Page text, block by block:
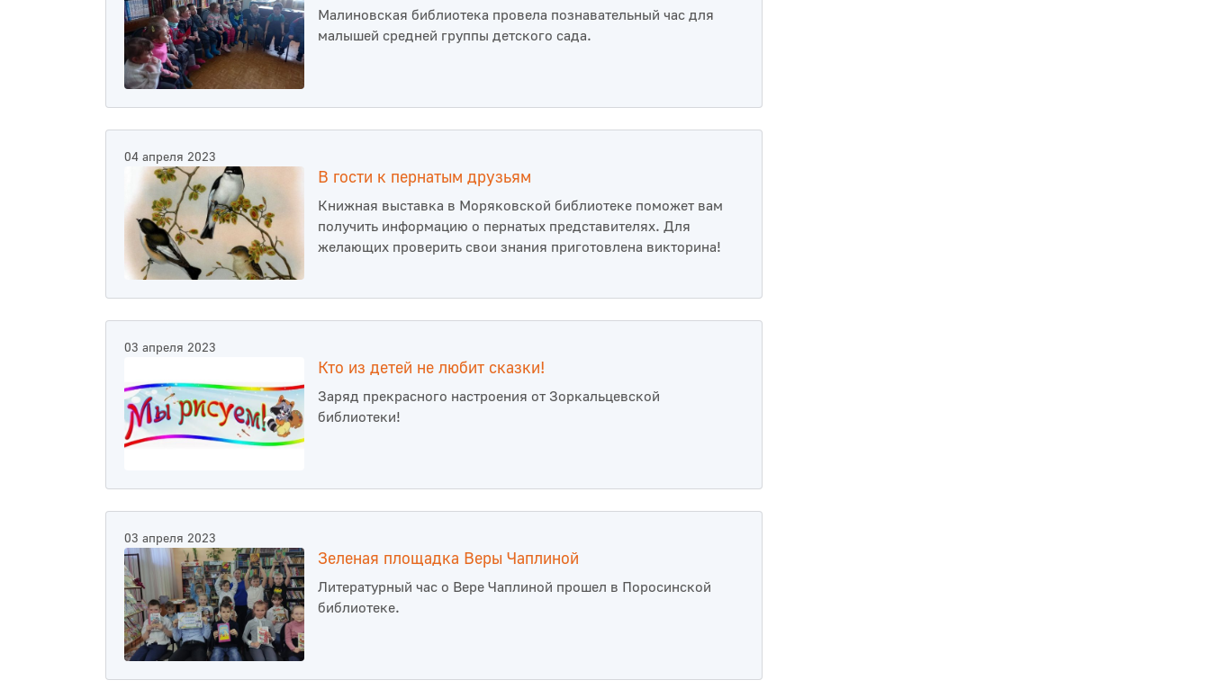
Малиновская библиотека провела познавательный час для
малышей средней группы детского сада.
04 апреля 2023
В гости к пернатым друзьям
Книжная выставка в Моряковской библиотеке поможет вам
получить информацию о пернатых представителях. Для
желающих проверить свои знания приготовлена викторина!
03 апреля 2023
Кто из детей не любит сказки!
Заряд прекрасного настроения от Зоркальцевской
библиотеки!
03 апреля 2023
Зеленая площадка Веры Чаплиной
Литературный час о Вере Чаплиной прошел в Поросинской
библиотеке.